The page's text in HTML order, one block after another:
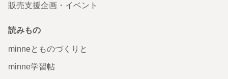
販売支援企画・イベント
読みもの
minneとものづくりと
minne学習帖